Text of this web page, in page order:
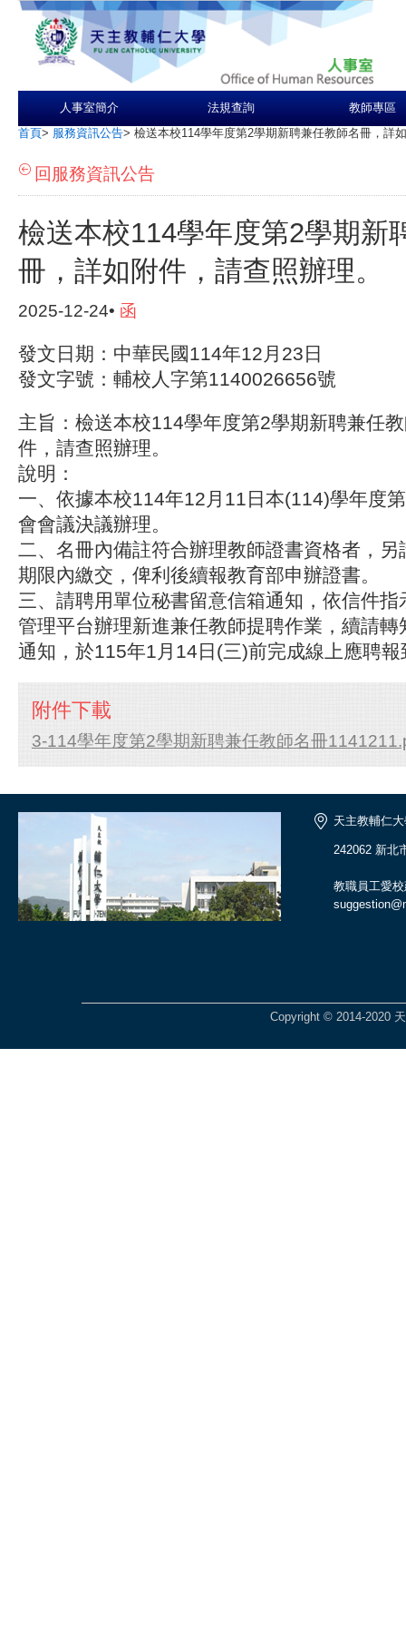
人事室簡介 法規查詢 教師專區
首頁> 服務資訊公告> 檢送本校114學年度第2學期新聘兼任教師名冊，詳
回服務資訊公告
檢送本校114學年度第2學期新
冊，詳如附件，請查照辦理。
2025-12-24• 函
發文日期：中華民國114年12月23日
發文字號：輔校人字第1140026656號
主旨：檢送本校114學年度第2學期新聘兼任
件，請查照辦理。
說明：
一、依據本校114年12月11日本(114)學年度
會會議決議辦理。
二、名冊內備註符合辦理教師證書資格者，另
期限內繳交，俾利後續報教育部申辦證書。
三、請聘用單位秘書留意信箱通知，依信件
管理平台辦理新進兼任教師提聘作業，續請
通知，於115年1月14日(三)前完成線上應聘報
附件下載
3-114學年度第2學期新聘兼任教師名冊
天主教輔仁
242062 新北
教職員工愛
Copyright © 2014-2020